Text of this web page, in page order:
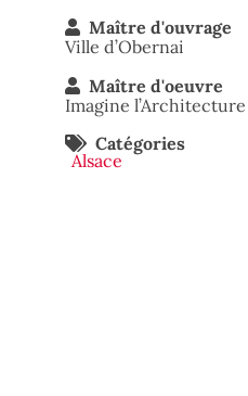
Maître d'ouvrage
Ville d’Obernai
Maître d'oeuvre
Imagine l’Architecture
Catégories
Alsace